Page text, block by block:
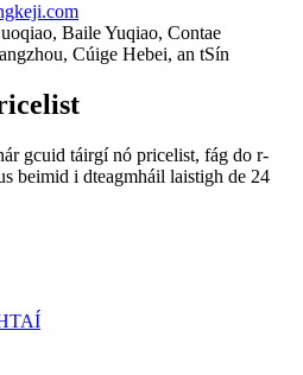
Baile Yuqiao, Contae
Cúige Hebei, an tSín
gcuid táirgí nó pricelist, fág do r-
beimid i dteagmháil laistigh de 24